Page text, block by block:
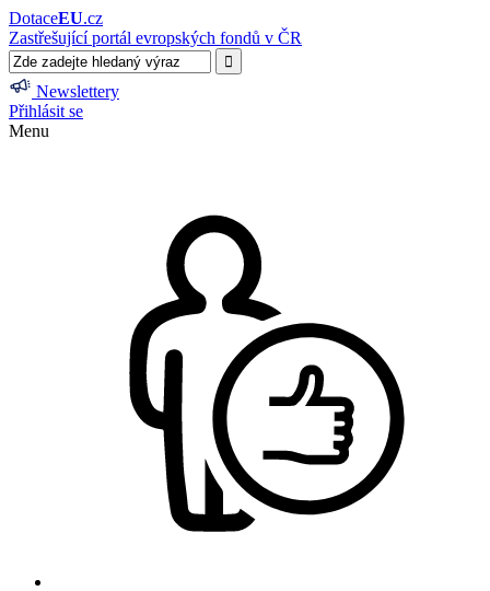
DotaceEU.cz
Zastřešující portál evropských fondů v ČR
Newslettery
Přihlásit se
Menu